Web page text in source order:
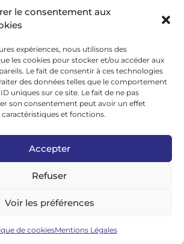
le consentement aux
expériences, nous utilisons des
les cookies pour stocker et/ou accéder aux
Le fait de consentir à ces technologies
des données telles que le comportement
uniques sur ce site. Le fait de ne pas
son consentement peut avoir un effet
et fonctions.
Accepter
Refuser
Voir les préférences
de cookiesMentions Légales
Nakamura